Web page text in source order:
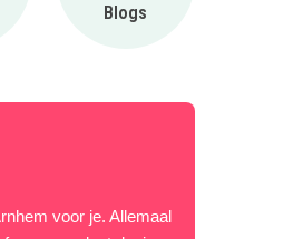
Blogs
voor je. Allemaal